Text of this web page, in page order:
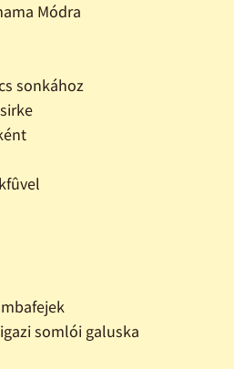
Módra
sonkához
somlói galuska